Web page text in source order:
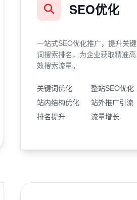
SEO优化
一站式SEO优化推广，提升关键
词搜索排名，为企业获取精准高
效搜索流量。
关键词优化
整站SEO优化
站内结构优化
站外推广引流
排名提升
流量增长